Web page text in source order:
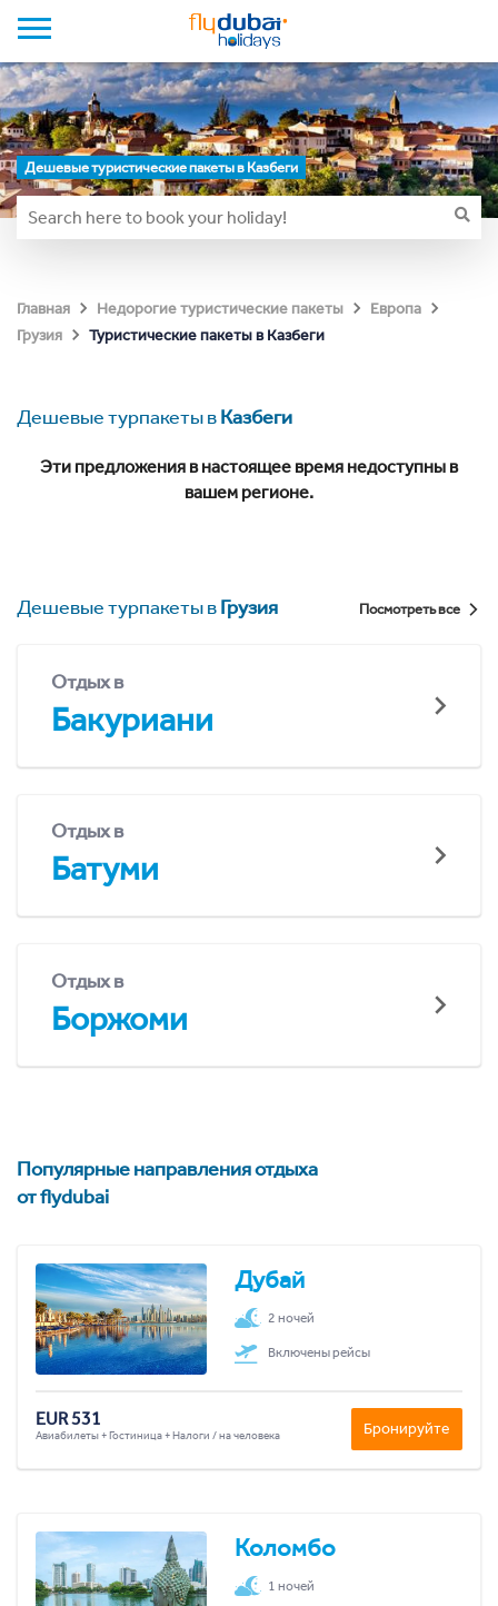
Дешевые туристические пакеты в Казбеги
Главная Недорогие туристические пакеты
Европа
Грузия
Туристические пакеты в Казбеги
Дешевые турпакеты вКазбеги
Эти предложения в настоящее время недоступны в
вашем регионе.
Дешевые турпакеты вГрузия Посмотреть все
Отдых в
Бакуриани
Отдых в
Батуми
Отдых в
Боржоми
Популярные направления отдыха
от flydubai
Дубай
2 ночей
Включены рейсы
EUR 531
Авиабилеты + Гостиница + Налоги / на человека Бронируйте
Коломбо
1 ночей